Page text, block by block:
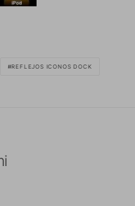
REFLEJOS ICONOS DOCK